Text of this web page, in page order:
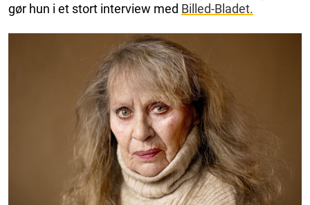
gør hun i et stort interview med Billed-Bladet.